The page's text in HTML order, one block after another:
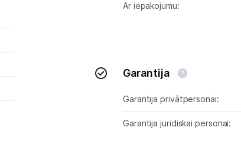
Ar iepakojumu:
Garantija
Garantija privātpersonai:
Garantija juridiskai personai: